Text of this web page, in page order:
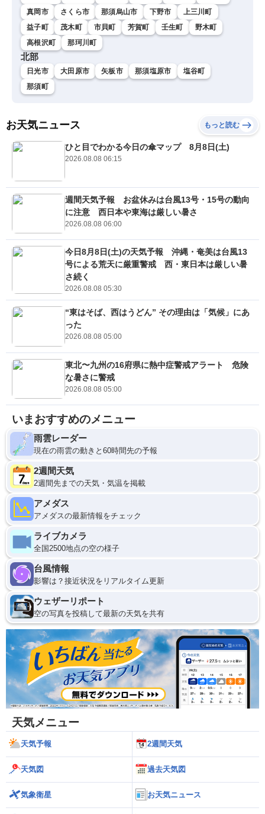
真岡市
さくら市 那須烏山市 下野市
上三川町
益子町
茂木町 市貝町 芳賀町 壬生町
野木町
高根沢町
那珂川町
北部
日光市 大田原市 矢板市 那須塩原市
塩谷町
那須町
お天気ニュース もっと読む
ひと目でわかる今日の傘マップ 8月8日(土)
2026.08.08 06:15
週間天気予報 お盆休みは台風13号・15号の動向
に注意 西日本や東海は厳しい暑さ
2026.08.08 06:00
今日8月8日(土)の天気予報 沖縄・奄美は台風13
号による荒天に厳重警戒 西・東日本は厳しい暑
さ続く
2026.08.08 05:30
“東はそば、西はうどん” その理由は「気候」にあ
った
2026.08.08 05:00
東北〜九州の16府県に熱中症警戒アラート 危険
な暑さに警戒
2026.08.08 05:00
いまおすすめのメニュー
雨雲レーダー
現在の雨雲の動きと60時間先の予報
2週間天気
2週間先までの天気・気温を掲載
アメダス
アメダスの最新情報をチェック
ライブカメラ
全国2500地点の空の様子
台風情報
影響は？接近状況をリアルタイム更新
ウェザーリポート
空の写真を投稿して最新の天気を共有
天気メニュー
天気予報 2週間天気
天気図 過去天気図
気象衛星 お天気ニュース